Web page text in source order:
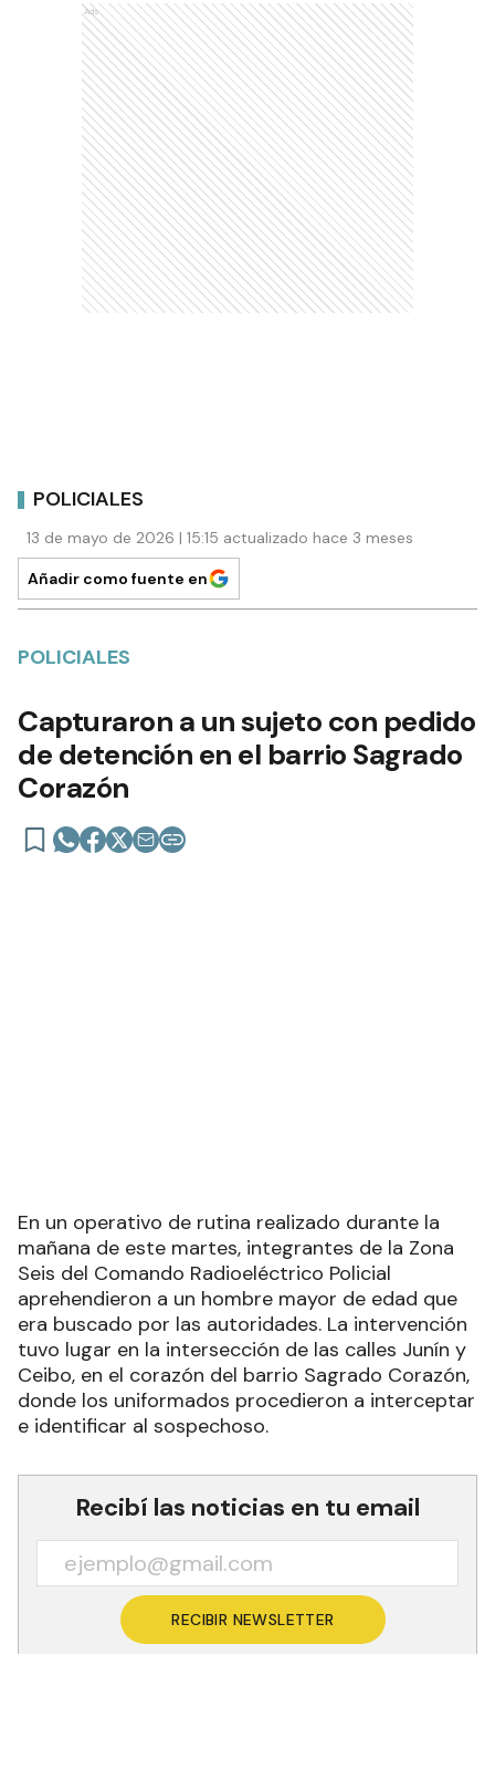
Ads
POLICIALES
13 de mayo de 2026 | 15:15 actualizado hace 3 meses
Añadir como fuente en
POLICIALES
Capturaron a un sujeto con pedido
de detención en el barrio Sagrado
Corazón
En un operativo de rutina realizado durante la
mañana de este martes, integrantes de la Zona
Seis del Comando Radioeléctrico Policial
aprehendieron a un hombre mayor de edad que
era buscado por las autoridades. La intervención
tuvo lugar en la intersección de las calles Junín y
Ceibo, en el corazón del barrio Sagrado Corazón,
donde los uniformados procedieron a interceptar
e identificar al sospechoso.
Recibí las noticias en tu email
RECIBIR NEWSLETTER